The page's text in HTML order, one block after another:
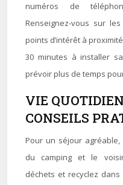
numéros de
Renseignez-vous sur
points d’intérêt à
30 minutes à installer
prévoir plus de temps
VIE
CONSEILS
Pour un séjour
du camping et le
déchets et recyclez